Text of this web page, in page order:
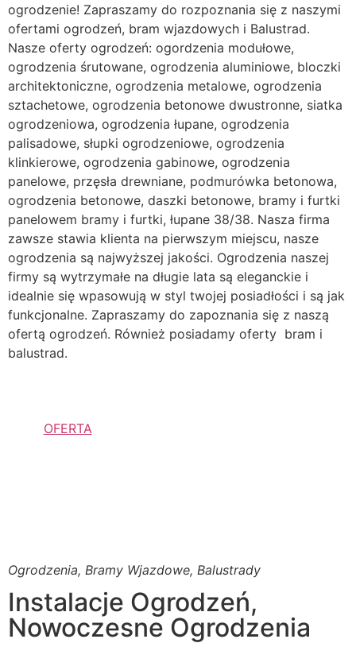
ogrodzenie! Zapraszamy do rozpoznania się z naszymi
ofertami ogrodzeń, bram wjazdowych i Balustrad.
Nasze oferty ogrodzeń: ogordzenia modułowe,
ogrodzenia śrutowane, ogrodzenia aluminiowe, bloczki
architektoniczne, ogrodzenia metalowe, ogrodzenia
sztachetowe, ogrodzenia betonowe dwustronne, siatka
ogrodzeniowa, ogrodzenia łupane, ogrodzenia
palisadowe, słupki ogrodzeniowe, ogrodzenia
klinkierowe, ogrodzenia gabinowe, ogrodzenia
panelowe, przęsła drewniane, podmurówka betonowa,
ogrodzenia betonowe, daszki betonowe, bramy i furtki
panelowem bramy i furtki, łupane 38/38. Nasza firma
zawsze stawia klienta na pierwszym miejscu, nasze
ogrodzenia są najwyższej jakości. Ogrodzenia naszej
firmy są wytrzymałe na długie lata są eleganckie i
idealnie się wpasowują w styl twojej posiadłości i są jak
funkcjonalne. Zapraszamy do zapoznania się z naszą
ofertą ogrodzeń. Również posiadamy oferty bram i
balustrad.
OFERTA
Ogrodzenia, Bramy Wjazdowe, Balustrady
Instalacje Ogrodzeń,
Nowoczesne Ogrodzenia